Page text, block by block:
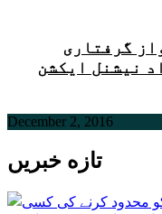
گرفتاری
نیشنل ایکشن
December 2, 2016
تازه خبریں